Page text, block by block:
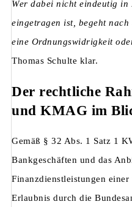
Wer dabei nicht eindeutig in
eingetragen ist, begeht
eine Ordnungswidrigkeit
Thomas Schulte klar.
Der rechtliche
und KMAG im
Gemäß § 32 Abs. 1 Satz 1
Bankgeschäften und das
Finanzdienstleistungen
Erlaubnis durch die